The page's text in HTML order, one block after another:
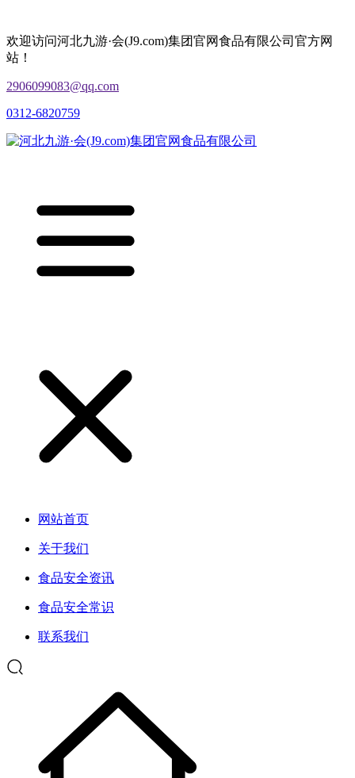
欢迎访问河北九游·会(J9.com)集团官网食品有限公司官方网
站！
2906099083@qq.com
0312-6820759
网站首页
关于我们
食品安全资讯
食品安全常识
联系我们